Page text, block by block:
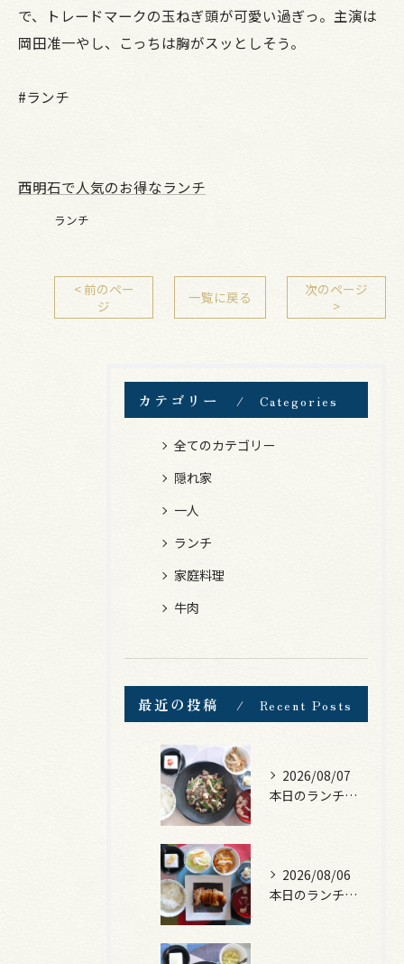
で、トレードマークの玉ねぎ頭が可愛い過ぎっ。主演は
岡田准一やし、こっちは胸がスッとしそう。
#ランチ
西明石で人気のお得なランチ
ランチ
< 前のペー
ジ
一覧に戻る
次のページ
>
カテゴリー Categories
全てのカテゴリー
隠れ家
一人
ランチ
家庭料理
牛肉
最近の投稿 Recent Posts
2026/08/07
本日のランチは、黒毛和牛のチャプチェ！
2026/08/06
本日のランチは、照焼きチキン！